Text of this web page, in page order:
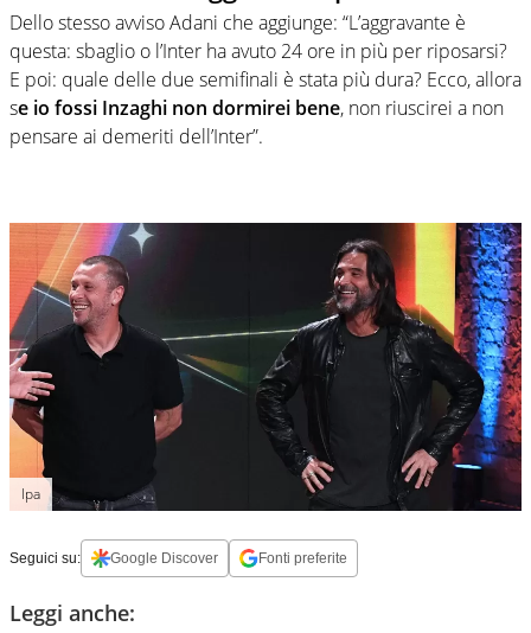
Dello stesso avviso Adani che aggiunge: “L’aggravante è
questa: sbaglio o l’Inter ha avuto 24 ore in più per riposarsi?
E poi: quale delle due semifinali è stata più dura? Ecco, allora
se io fossi Inzaghi non dormirei bene, non riuscirei a non
pensare ai demeriti dell’Inter”.
Ipa
Seguici su: Google Discover Fonti preferite
Leggi anche: